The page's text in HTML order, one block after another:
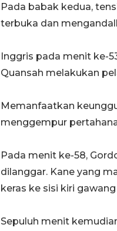
Pada babak kedua,
terbuka dan
Inggris pada menit ke-
Quansah melakukan
Memanfaatkan
menggempur
Pada menit ke-58,
dilanggar. Kane yang
keras ke sisi kiri
Sepuluh menit